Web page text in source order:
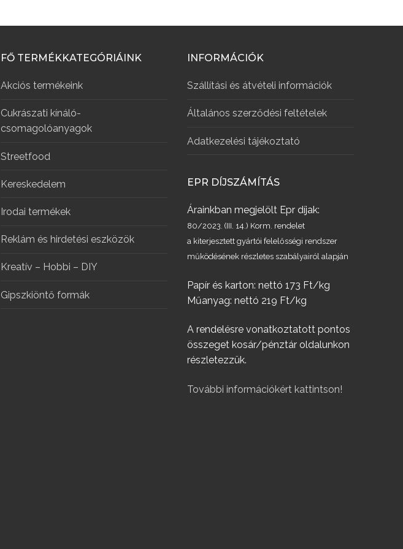
FŐ TERMÉKKATEGÓRIÁINK
Akciós termékeink
Cukrászati kínáló-
csomagolóanyagok
Streetfood
Kereskedelem
Irodai termékek
Reklám és hirdetési eszközök
Kreatív – Hobbi – DIY
Gipszkiöntő formák
INFORMÁCIÓK
Szállítási és átvételi információk
Általános szerződési feltételek
Adatkezelési tájékoztató
EPR DÍJSZÁMÍTÁS
Árainkban megjelölt Epr díjak:
80/2023. (III. 14.) Korm. rendelet
a kiterjesztett gyártói felelősségi rendszer
működésének részletes szabályairól alapján
Papír és karton: nettó 173 Ft/kg
Műanyag: nettó 219 Ft/kg
A rendelésre vonatkoztatott pontos
összeget kosár/pénztár oldalunkon
részletezzük.
További információkért kattintson!